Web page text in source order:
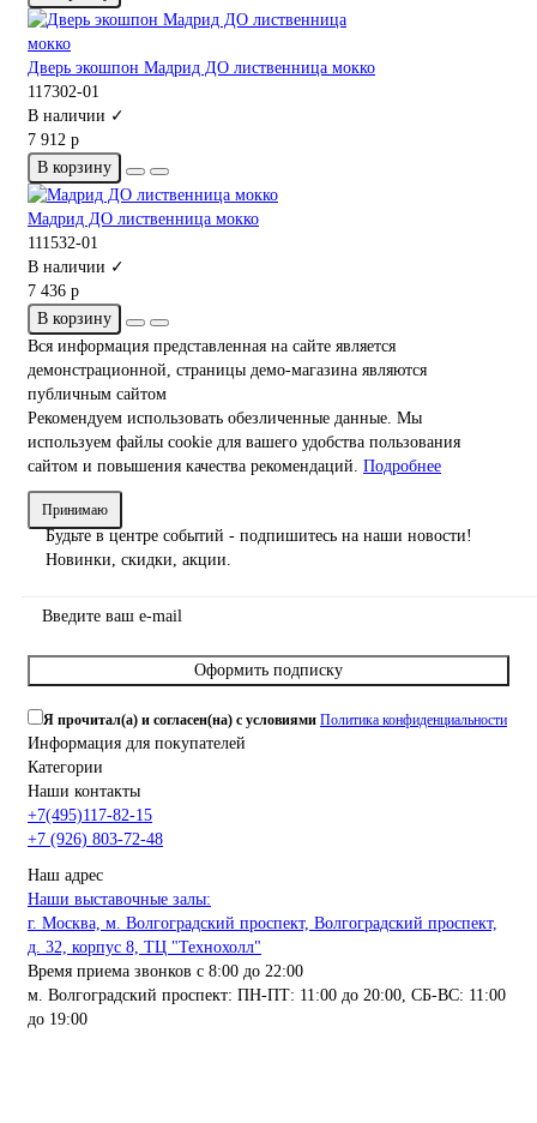
Дверь экошпон Мадрид ДО лиственница мокко
117302-01
В наличии ✓
7 912 р
В корзину
Мадрид ДО лиственница мокко
111532-01
В наличии ✓
7 436 р
В корзину
Вся информация представленная на сайте является
демонстрационной, страницы демо-магазина являются
публичным сайтом
Рекомендуем использовать обезличенные данные. Мы
используем файлы cookie для вашего удобства пользования
сайтом и повышения качества рекомендаций. Подробнее
Принимаю
Будьте в центре событий - подпишитесь на наши новости!
Новинки, скидки, акции.
Оформить подписку
Я прочитал(а) и согласен(на) с условиями Политика конфиденциальности
Информация для покупателей
Категории
Наши контакты
+7(495)117-82-15
+7 (926) 803-72-48
Наш адрес
Наши выставочные залы:
г. Москва, м. Волгоградский проспект, Волгоградский проспект,
д. 32, корпус 8, ТЦ "Технохолл"
Время приема звонков с 8:00 до 22:00
м. Волгоградский проспект: ПН-ПТ: 11:00 до 20:00, СБ-ВС: 11:00
до 19:00